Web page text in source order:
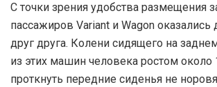
С точки зрения удобства размещения
пассажиров Variant и Wagon
друг друга. Колени сидящего на
из этих машин человека ростом около
проткнуть передние сиденья не